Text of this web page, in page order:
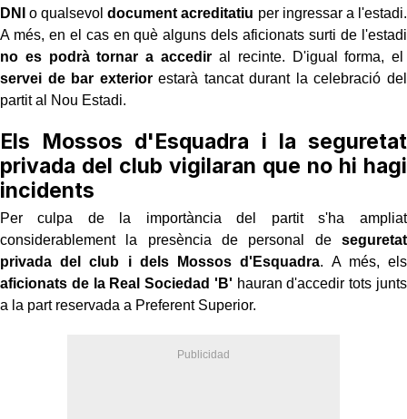
DNI
o qualsevoldocument acreditatiu per ingressar a l'estadi.
A més, en el cas en què alguns dels aficionats surti de l'estadi
no es podrà tornar a accedir al recinte. D'igual forma, el
servei de bar exteriorestarà tancat durant la celebració del
partit al Nou Estadi.
Els Mossos d'Esquadra i la seguretat
privada del club vigilaran que no hi hagi
incidents
Per culpa de la importància del partit s'ha ampliat
considerablement la presència de personal deseguretat
privada del club i dels Mossos d'Esquadra. A més, els
aficionats de la Real Sociedad 'B' hauran d'accedir tots junts
a la part reservada a Preferent Superior.